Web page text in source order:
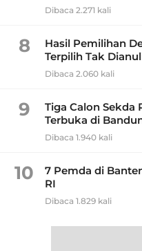
Dibaca 2.271 kali
8
Hasil Pemilihan
Terpilih Tak
Dibaca 2.060 kali
9
Tiga Calon Sekda
Terbuka di
Dibaca 1.940 kali
10
7 Pemda di
RI
Dibaca 1.829 kali